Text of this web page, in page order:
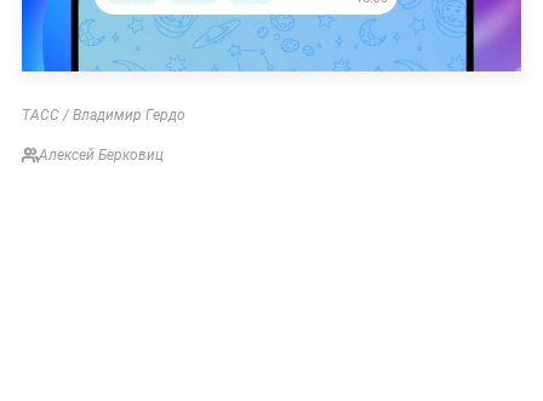
ТАСС / Владимир Гердо
Алексей Берковиц